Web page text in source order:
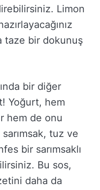
Limon
taze bir dokunuş
bir diğer
Yoğurt, hem
hem de onu
tuz ve
bir sarımsaklı
Bu sos,
daha da